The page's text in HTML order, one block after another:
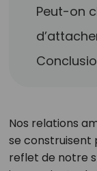
Peut-on
Nos relations
se construisent
reflet de notre